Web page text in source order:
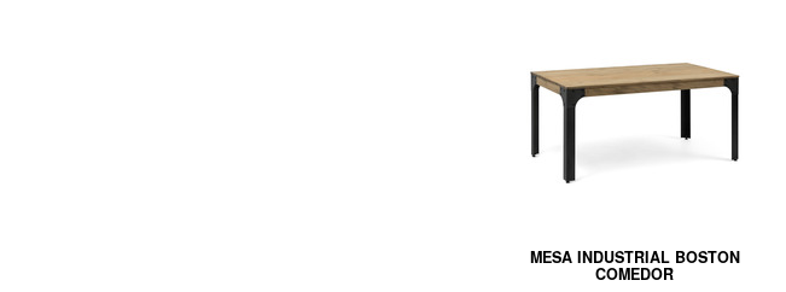
MESA INDUSTRIAL BOSTON
COMEDOR